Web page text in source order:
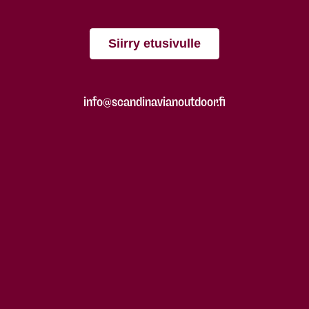
Siirry etusivulle
info@scandinavianoutdoor.fi